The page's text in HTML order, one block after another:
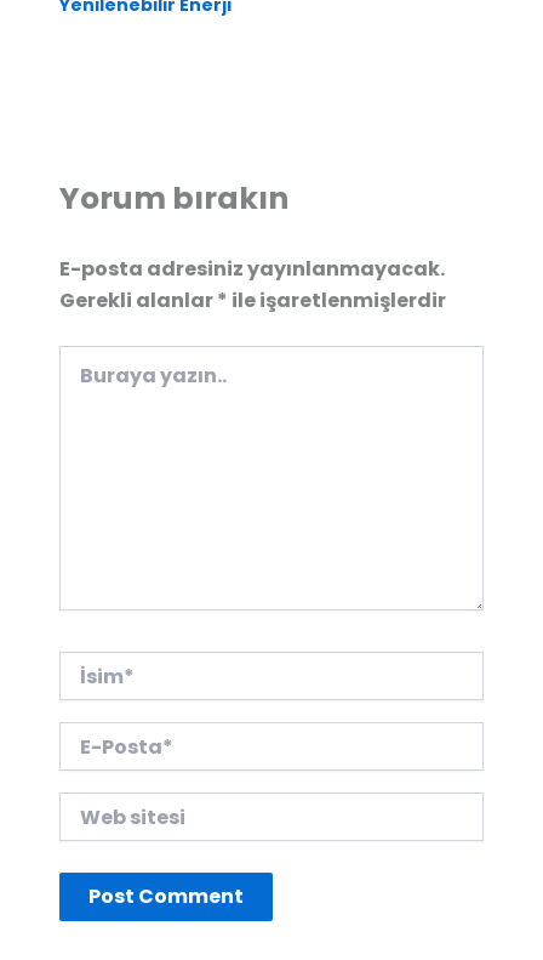
Yenilenebilir Enerji
Yorum bırakın
E-posta adresiniz yayınlanmayacak.
Gerekli alanlar* ile işaretlenmişlerdir
yazın..
İsim*
Posta*
sitesi